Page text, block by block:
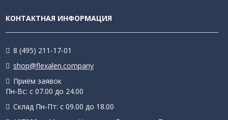
КОНТАКТНАЯ ИНФОРМАЦИЯ
8 (495) 211-17-01
shop@flexalen.company
Приём заявок
Пн-Вс: с 07.00 до 24.00
Склад Пн-Пт: с 09.00 до 18.00